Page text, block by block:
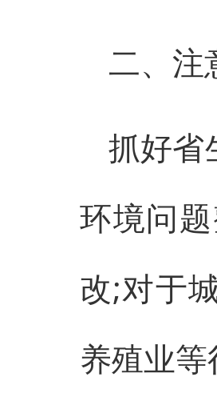
二、注
抓好省
环境问
改;对于
养殖业